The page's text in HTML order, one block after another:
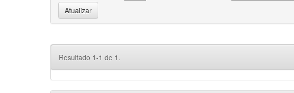
Resultado 1-1 de 1.